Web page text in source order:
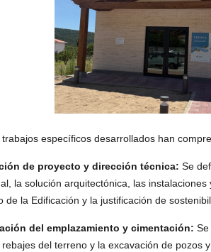
específicos desarrollados han
de proyecto y dirección técnica: Se
la solución arquitectónica, las
de la Edificación y la justificación de
del emplazamiento y cimentación:
del terreno y la excavación de pozos